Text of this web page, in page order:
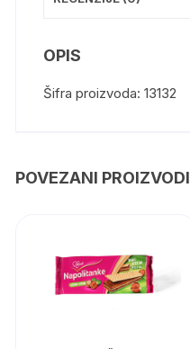
OPIS
Šifra proizvoda: 13132
POVEZANI PROIZVODI